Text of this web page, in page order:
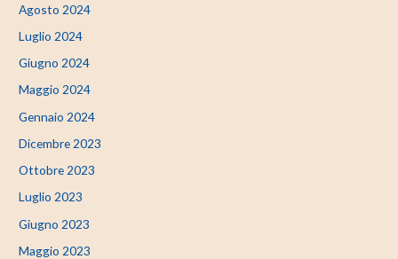
Agosto 2024
Luglio 2024
Giugno 2024
Maggio 2024
Gennaio 2024
Dicembre 2023
Ottobre 2023
Luglio 2023
Giugno 2023
Maggio 2023